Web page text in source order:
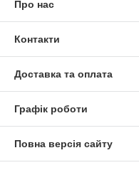
Про нас
Контакти
Доставка та оплата
Графік роботи
Повна версія сайту